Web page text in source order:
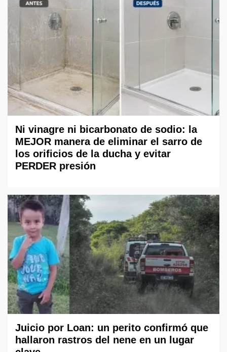
Ni vinagre ni bicarbonato de sodio: la
MEJOR manera de eliminar el sarro de
los orificios de la ducha y evitar
PERDER presión
Juicio por Loan: un perito confirmó que
hallaron rastros del nene en un lugar